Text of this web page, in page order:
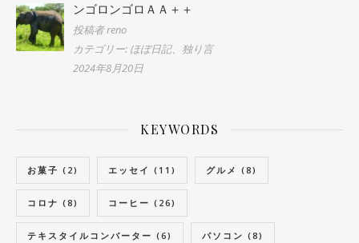
ンゴロンゴロＡＡ＋＋
投稿者 reno
カテゴリー: ほぼ日記、独り言
2024年8月20日
KEYWORDS
お菓子 (2) エッセイ (11) グルメ (8)
コロナ (8) コーヒー (26)
テキスタイルコンバーター (6) パソコン (8)